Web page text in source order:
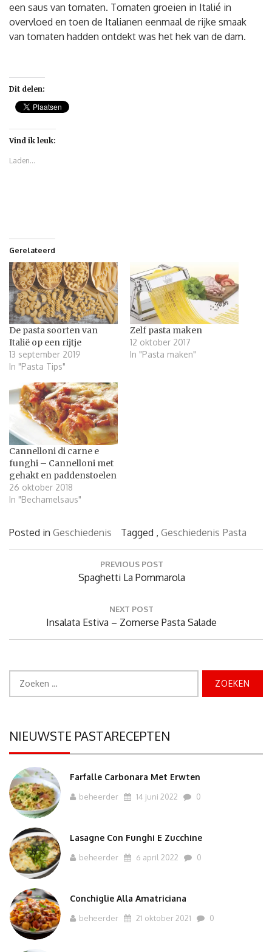
een saus van tomaten. Tomaten groeien in Italié in
overvloed en toen de Italianen eenmaal de rijke smaak
van tomaten hadden ontdekt was het hek van de dam.
Dit delen:
Vind ik leuk:
Laden...
Gerelateerd
De pasta soorten van
Italië op een rijtje
13 september 2019
In "Pasta Tips"
Zelf pasta maken
12 oktober 2017
In "Pasta maken"
Cannelloni di carne e
funghi – Cannelloni met
gehakt en paddenstoelen
26 oktober 2018
In "Bechamelsaus"
Posted in Geschiedenis Tagged , Geschiedenis Pasta
PREVIOUS POST
Previous
Spaghetti La Pommarola
NEXT POST
Next
Insalata Estiva – Zomerse Pasta Salade
NIEUWSTE PASTARECEPTEN
Farfalle Carbonara Met Erwten
beheerder 14 juni 2022 0
Lasagne Con Funghi E Zucchine
beheerder 6 april 2022 0
Conchiglie Alla Amatriciana
beheerder 21 oktober 2021 0